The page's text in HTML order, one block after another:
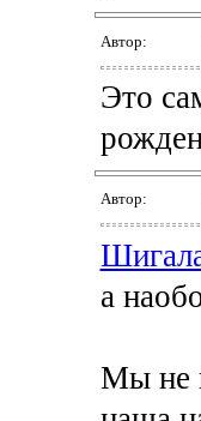
Автор:
Это
Автор:
а
Мы не